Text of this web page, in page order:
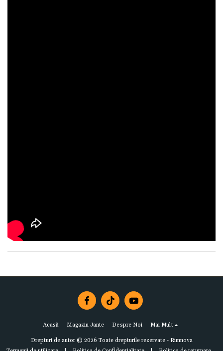
Acasă Magazin Jante Despre Noi Mai Mult
Drepturi de autor © 2026 Toate drepturile rezervate - Rimnova